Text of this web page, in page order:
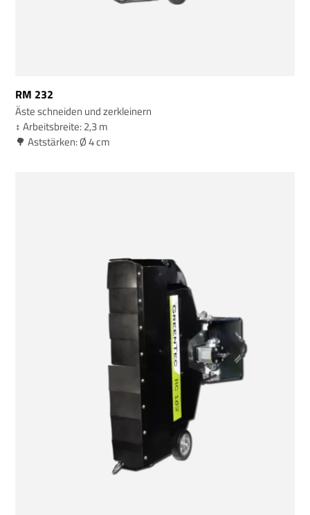
RM 232
Äste schneiden und zerkleinern
↕️ Arbeitsbreite: 2,3 m
🌳 Aststärken: Ø 4 cm